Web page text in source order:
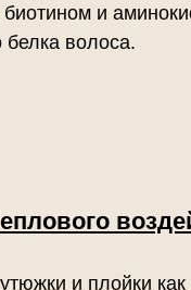
и
белка волоса.
и плойки